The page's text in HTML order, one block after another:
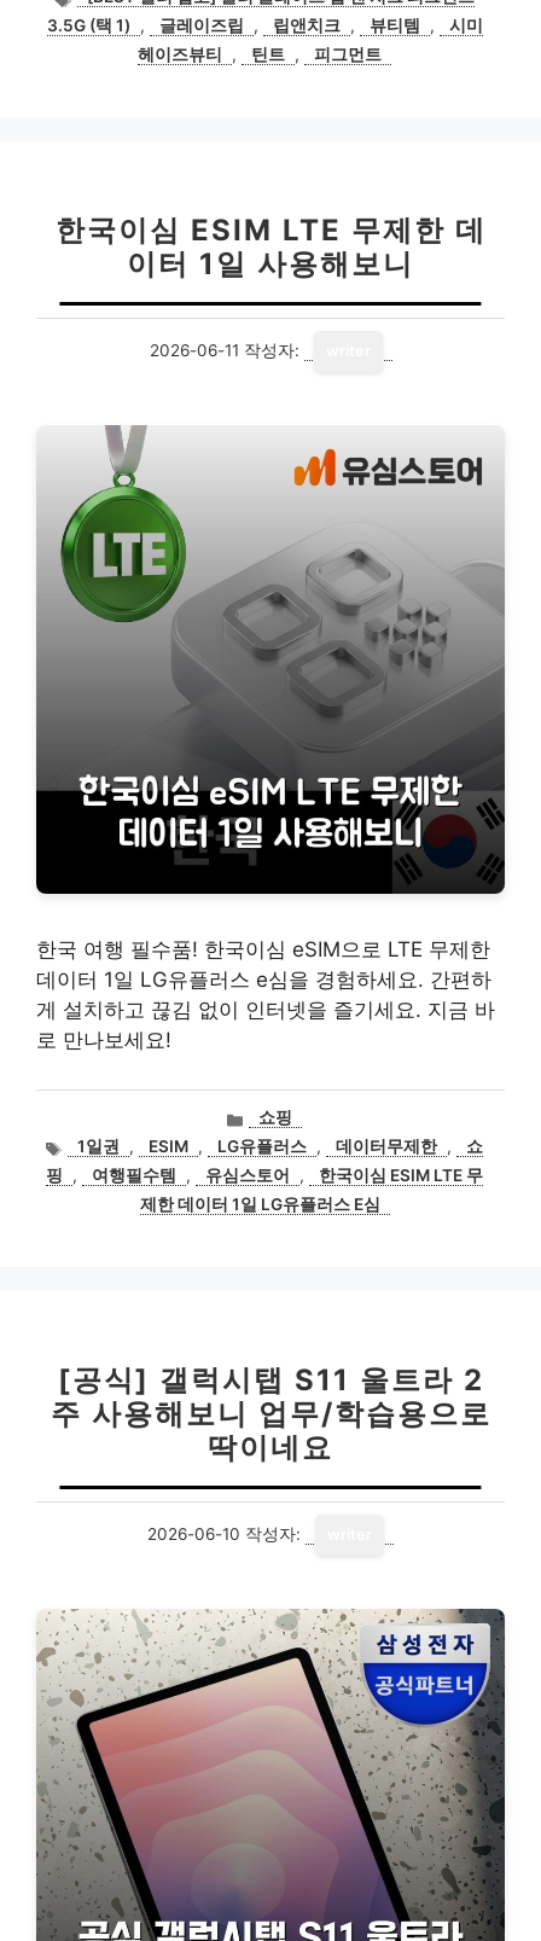
고
리
그
3.5G (택 1)
, 글레이즈립 , 립앤치크 , 뷰티템 ,
시미
헤이즈뷰티
, 틴트 , 피그먼트
한국이심 ESIM LTE 무제한 데
이터 1일 사용해보니
2026-06-11 작성자:
한국 여행 필수품! 한국이심 eSIM으로 LTE 무제한
데이터 1일 LG유플러스 e심을 경험하세요. 간편하
게 설치하고 끊김 없이 인터넷을 즐기세요. 지금 바
로 만나보세요!
카
테
고
리
쇼핑
태1일권 , ESIM , LG유플러스 , 데이터무제한 ,
쇼
핑
, 여행필수템 , 유심스토어 ,
한국이심 ESIM LTE 무
제한 데이터 1일 LG유플러스 E심
[공식] 갤럭시탭 S11 울트라 2
주 사용해보니 업무/학습용으로
딱이네요
2026-06-10 작성자: